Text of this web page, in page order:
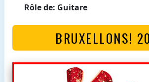
Rôle de: Guitare
BRUXELLONS!